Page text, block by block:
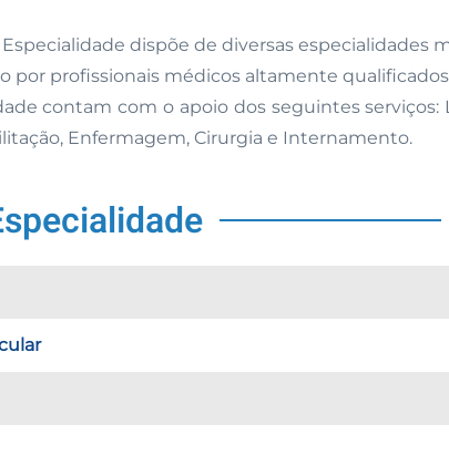
dispõe de diversas especialidades
por profissionais médicos altamente
contam com o apoio dos seguintes
Enfermagem, Cirurgia e Internamento.